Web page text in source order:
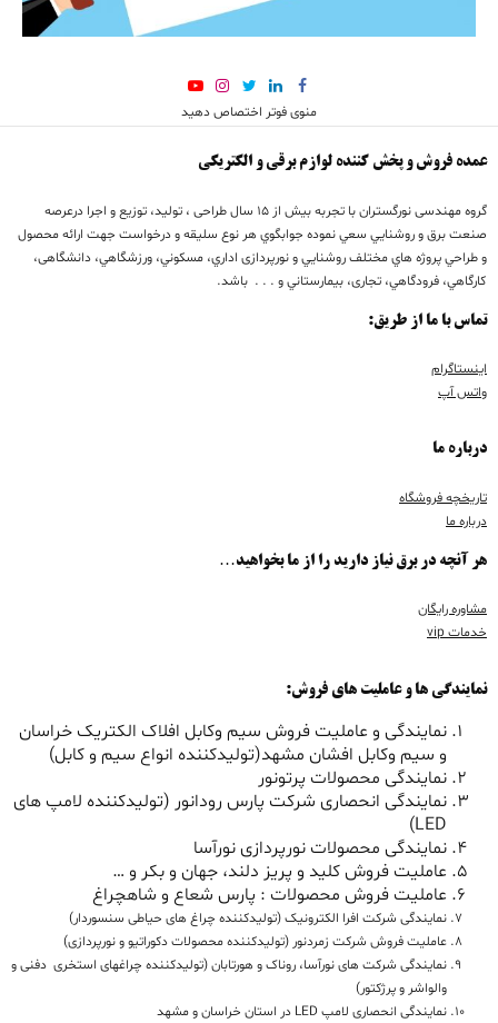
منوی فوتر اختصاص دهید
عمده فروش و پخش کننده لوازم برقی و الکتریکی
گروه مهندسی نورگستران با تجربه بيش از 15 سال طراحی ، تولید، توزیع و اجرا درعرصه
صنعت برق و روشنايي سعي نموده جوابگوي هر نوع سليقه و درخواست جهت ارائه محصول
و طراحي پروژه هاي مختلف روشنايي و نورپردازی اداري، مسكوني، ورزشگاهي، دانشگاهی،
كارگاهي، فرودگاهي، تجاری، بيمارستاني و . . . باشد.
تماس با ما از طریق:
اینستاگرام
واتس آپ
درباره ما
تاریخچه فروشگاه
درباره ما
هر آنچه در برق نیاز دارید را از ما بخواهید…
مشاوره رایگان
خدمات vip
نمایندگی ها و عاملیت های فروش:
نمایندگی و عاملیت فروش سیم وکابل افلاک الکتریک خراسان
و سیم وکابل افشان مشهد(تولیدکننده انواع سیم و کابل)
نمایندگی محصولات پرتونور
نمایندگی انحصاری شرکت پارس رودانور (تولیدکننده لامپ های
LED)
نمایندگی محصولات نورپردازی نورآسا
عاملیت فروش کلید و پریز دلند، جهان و بکر و …
عاملیت فروش محصولات : پارس شعاع و شاهچراغ
نمایندگی شرکت افرا الکترونیک (تولیدکننده چراغ های حیاطی سنسوردار)
عاملیت فروش شرکت زمردنور (تولیدکننده محصولات دکوراتیو و نورپردازی)
نمایندگی شرکت های نورآسا، روناک و هورتابان (تولیدکننده چراغهای استخری دفنی و
والواشر و پرژکتور)
نمایندگی انحصاری لامپ LED در استان خراسان و مشهد